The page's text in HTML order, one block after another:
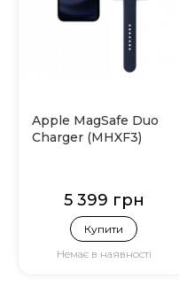
Apple MagSafe Duo
Charger (MHXF3)
5 399 грн
Купити
Немає в наявності